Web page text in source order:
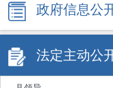
政府信息公
法定主动公